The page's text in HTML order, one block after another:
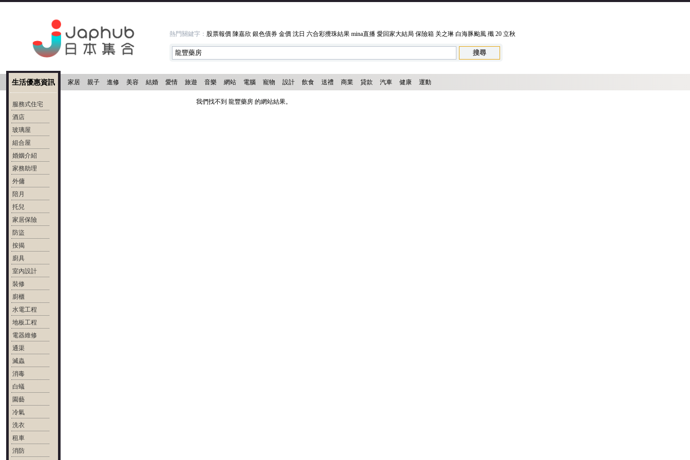
熱門關鍵字： 股票報價 陳嘉欣 銀色債券 金價 沈日 六合彩攪珠結果 mina直播 愛回家大結局 保險箱 关之琳 白海豚颱風 殲 20 立秋
家居 親子 進修 美容 結婚 愛情 旅遊 音樂 網站 電腦 寵物 設計 飲食 送禮 商業 貸款 汽車 健康 運動
生活優惠資訊
服務式住宅
酒店
玻璃屋
組合屋
婚姻介紹
家務助理
外傭
陪月
托兒
家居保險
防盜
按揭
廚具
室內設計
裝修
廚櫃
水電工程
地板工程
電器維修
通渠
滅蟲
消毒
白蟻
園藝
冷氣
洗衣
租車
消防
我們找不到 龍豐藥房 的網站結果。